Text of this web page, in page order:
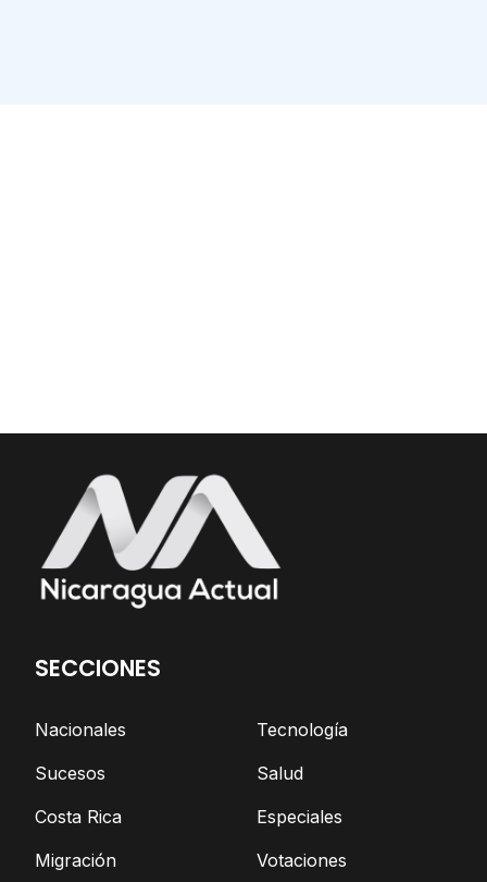
SECCIONES
Nacionales
Sucesos
Costa Rica
Migración
Tecnología
Salud
Especiales
Votaciones